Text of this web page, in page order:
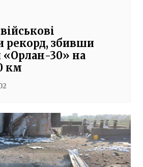
рекорд, збивши
«Орлан-30» на
км